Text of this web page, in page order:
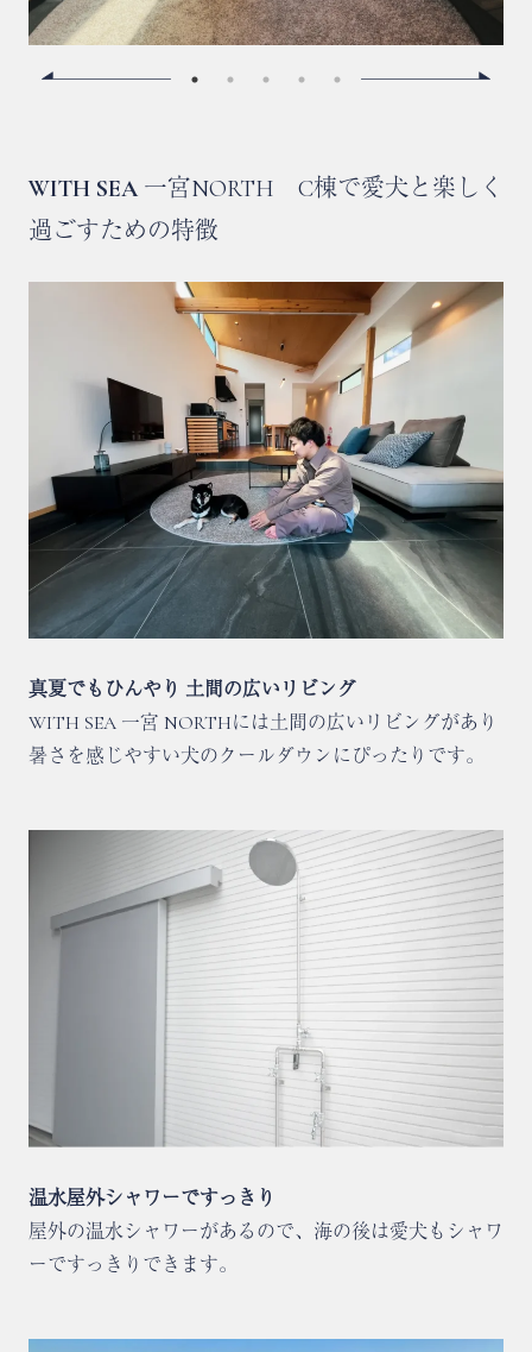
WITH SEA 一宮NORTH C棟で愛犬と楽しく
過ごすための特徴
真夏でもひんやり 土間の広いリビング
WITH SEA 一宮 NORTHには土間の広いリビングがあり
暑さを感じやすい犬のクールダウンにぴったりです。
温水屋外シャワーですっきり
屋外の温水シャワーがあるので、海の後は愛犬もシャワ
ーですっきりできます。